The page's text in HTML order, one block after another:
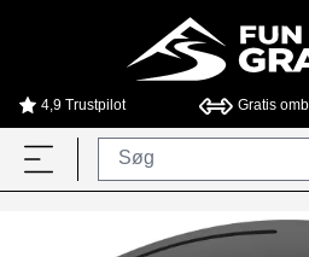
4,9 Trustpilot Gratis